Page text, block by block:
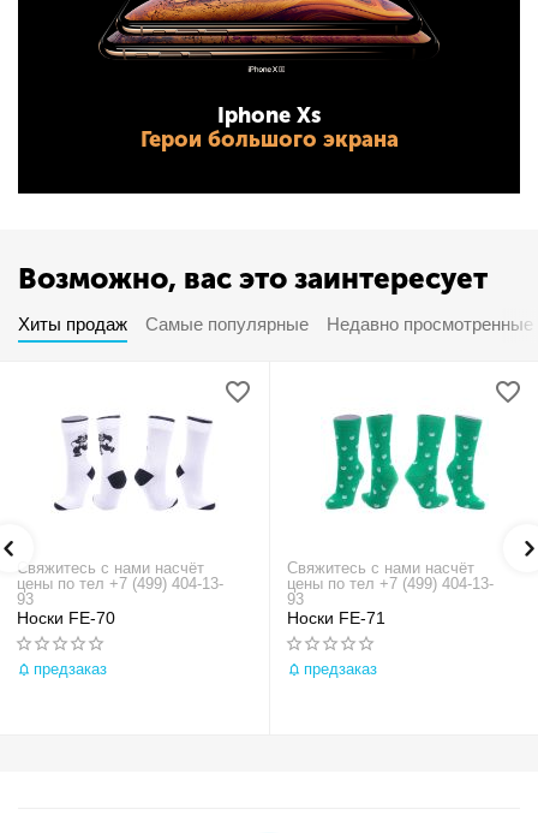
Iphone Xs
Герои большого экрана
Возможно, вас это заинтересует
Хиты продаж Самые популярные Недавно просмотренные
Свяжитесь с нами насчёт
цены по тел +7 (499) 404-13-
93
Носки FE-70
предзаказ
Свяжитесь с нами насчёт
цены по тел +7 (499) 404-13-
93
Носки FE-71
предзаказ